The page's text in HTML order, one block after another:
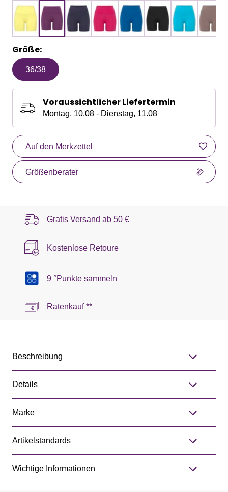
Größe:
36/38
Voraussichtlicher Liefertermin
Montag, 10.08 - Dienstag, 11.08
Auf den Merkzettel
Größenberater
Gratis Versand ab 50 €
Kostenlose Retoure
9 °Punkte sammeln
Ratenkauf **
Beschreibung
Details
Marke
Artikelstandards
Wichtige Informationen